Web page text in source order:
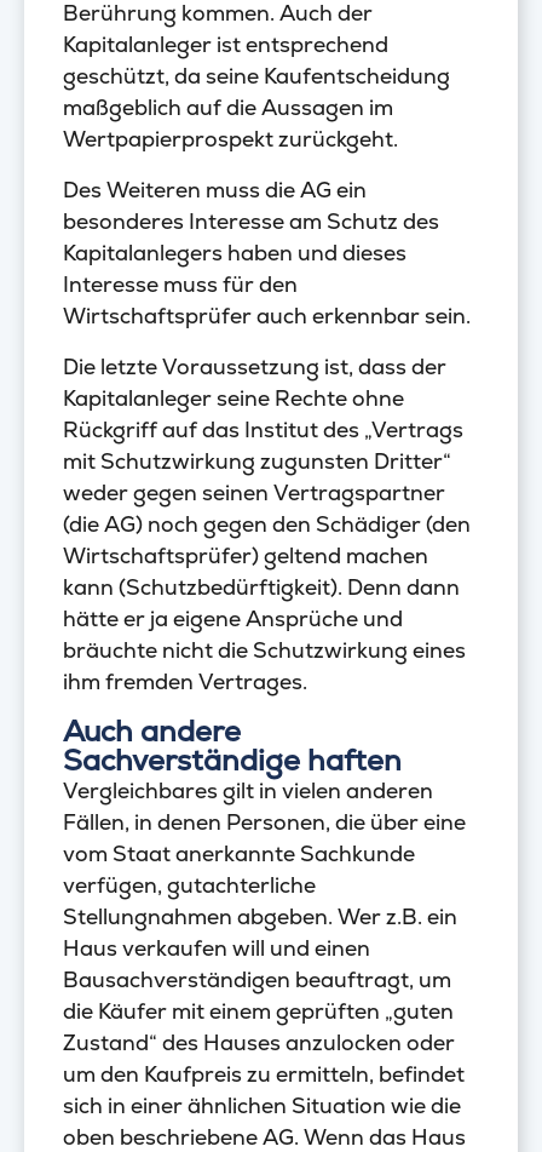
Berührung kommen. Auch der
Kapitalanleger ist entsprechend
geschützt, da seine Kaufentscheidung
maßgeblich auf die Aussagen im
Wertpapierprospekt zurückgeht.
Des Weiteren muss die AG ein
besonderes Interesse am Schutz des
Kapitalanlegers haben und dieses
Interesse muss für den
Wirtschaftsprüfer auch erkennbar sein.
Die letzte Voraussetzung ist, dass der
Kapitalanleger seine Rechte ohne
Rückgriff auf das Institut des „Vertrags
mit Schutzwirkung zugunsten Dritter“
weder gegen seinen Vertragspartner
(die AG) noch gegen den Schädiger (den
Wirtschaftsprüfer) geltend machen
kann (Schutzbedürftigkeit). Denn dann
hätte er ja eigene Ansprüche und
bräuchte nicht die Schutzwirkung eines
ihm fremden Vertrages.
Auch andere
Sachverständige haften
Vergleichbares gilt in vielen anderen
Fällen, in denen Personen, die über eine
vom Staat anerkannte Sachkunde
verfügen, gutachterliche
Stellungnahmen abgeben. Wer z.B. ein
Haus verkaufen will und einen
Bausachverständigen beauftragt, um
die Käufer mit einem geprüften „guten
Zustand“ des Hauses anzulocken oder
um den Kaufpreis zu ermitteln, befindet
sich in einer ähnlichen Situation wie die
oben beschriebene AG. Wenn das Haus